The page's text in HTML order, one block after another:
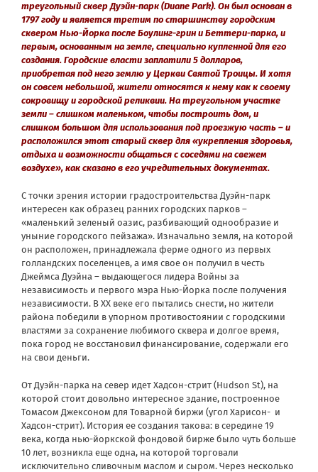
треугольный сквер Дуэйн-парк (Duane Park). Он был основан в
1797 году и является третим по старшинству городским
сквером Нью-Йорка после Боулинг-грин и Беттери-парка, и
первым, основанным на земле, специально купленной для его
создания. Городские власти заплатили 5 долларов,
приобретая под него землю у Церкви Святой Троицы. И хотя
он совсем небольшой, жители относятся к нему как к своему
сокровищу и городской реликвии. На треугольном участке
земли – слишком маленьком, чтобы построить дом, и
слишком большом для использования под проезжую часть – и
расположился этот старый сквер для «укрепления здоровья,
отдыха и возможности общаться с соседями на свежем
воздухе», как сказано в его учредительных документах.
С точки зрения истории градостроительства Дуэйн-парк
интересен как образец ранних городских парков –
«маленький зеленый оазис, разбивающий однообразие и
уныние городского пейзажа». Изначально земля, на которой
он расположен, принадлежала ферме одного из первых
голландских поселенцев, а имя свое он получил в честь
Джеймса Дуэйна – выдающегося лидера Войны за
независимость и первого мэра Нью-Йорка после получения
независимости. В ХХ веке его пытались снести, но жители
района победили в упорном противостоянии с городскими
властями за сохранение любимого сквера и долгое время,
пока город не восстановил финансирование, содержали его
на свои деньги.
От Дуэйн-парка на север идет Хадсон-стрит (Hudson St), на
которой стоит довольно интересное здание, построенное
Томасом Джексоном для Товарной биржи (угол Харисон- и
Хадсон-стрит). История ее создания такова: в середине 19
века, когда нью-йоркской фондовой бирже было чуть больше
10 лет, возникла еще одна, на которой торговали
исключительно сливочным маслом и сыром. Через несколько